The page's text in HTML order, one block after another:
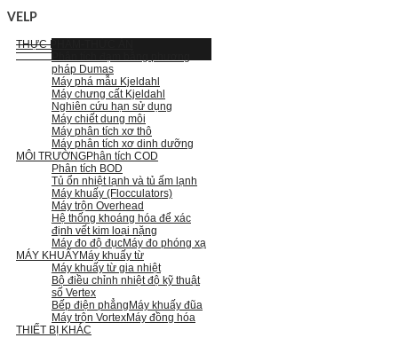
VELP
THỰC PHẨM-THỨC ĂN
pháp Dumas
Máy phá mẫu Kjeldahl
Máy chưng cất Kjeldahl
Nghiên cứu hạn sử dụng
Máy chiết dung môi
Máy phân tích xơ thô
Máy phân tích xơ dinh dưỡng
MÔI TRƯỜNGPhân tích COD
Phân tích BOD
Tủ ổn nhiệt lạnh và tủ ấm lạnh
Máy khuấy (Flocculators)
Máy trộn Overhead
Hệ thống khoáng hóa để xác
định vết kim loại nặng
Máy đo độ đụcMáy đo phóng xạ
MÁY KHUẤYMáy khuấy từ
Máy khuấy từ gia nhiệt
Bộ điều chỉnh nhiệt độ kỹ thuật
số Vertex
Bếp điện phẳng Máy khuấy đũa
Máy trộn VortexMáy đồng hóa
THIẾT BỊ KHÁC